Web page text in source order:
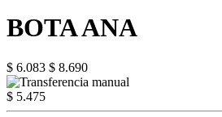
BOTA ANA
$ 6.083 $ 8.690
$ 5.475